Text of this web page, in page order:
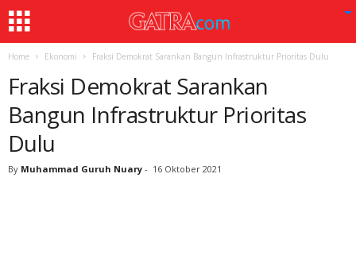
Home Ekonomi Fraksi Demokrat Sarankan Bangun Infrastruktur Prioritas Dulu
Fraksi Demokrat Sarankan
Bangun Infrastruktur Prioritas
Dulu
By Muhammad Guruh Nuary - 16 Oktober 2021